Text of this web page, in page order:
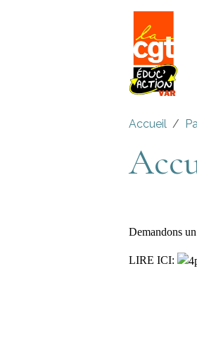
Accueil
Demandons
LIRE ICI: